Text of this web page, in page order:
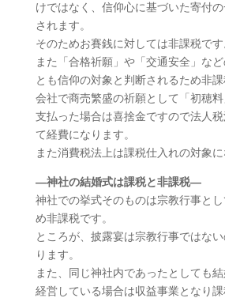
けではなく、信仰心に基づいた寄付
されます。
そのためお賽銭に対しては非課税です
また「合格祈願」や「交通安全」な
とも信仰の対象と判断されるため非課
会社で商売繁盛の祈願として「初穂
支払った場合は喜捨金ですので法人
て経費になります。
また消費税法上は課税仕入れの対象に
―神社の結婚式は課税と非課税―
神社での挙式そのものは宗教行事と
め非課税です。
ところが、披露宴は宗教行事ではな
ります。
また、同じ神社内であったとしても
経営している場合は収益事業となり